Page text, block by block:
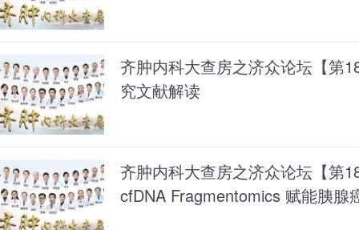
齐肿内科大查房之济众论坛【第
究文献解读
齐肿内科大查房之济众论坛【
cfDNA Fragmentomics 赋能胰腺